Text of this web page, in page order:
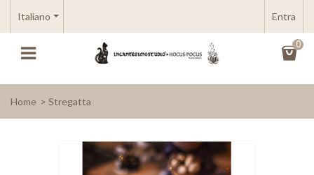
Italiano Entra
0
Home > Stregatta